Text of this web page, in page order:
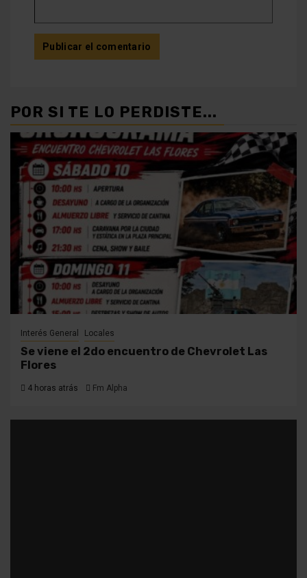
POR SI TE LO PERDISTE...
Interés General Locales
Se viene el 2do encuentro de Chevrolet Las
Flores
4 horas atrás Fm Alpha